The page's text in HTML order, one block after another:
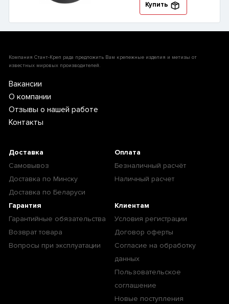
Купить
Компания Стант-Креп рада предложить Вам крепежные изделия и метизы от
известных мировых производителей.
Вакансии
О компании
Отзывы о нашей работе
Контакты
Доставка
Самовывоз
Доставка по Минску
Доставка по Беларуси
Оплата
Безналичный расчёт
Наличный расчет
Гарантия
Гарантийные обязательства
Возврат товара
Вопросы при эксплуатации
Клиентам
Условия регистрации
Договор оферты
Согласие на обработку
данных
Пользовательское
соглашение
Новые поступления